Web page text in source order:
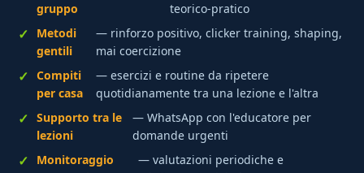
gruppo
teorico-pratico
Metodi
gentili
— rinforzo positivo, clicker training, shaping,
mai coercizione
Compiti
per casa
— esercizi e routine da ripetere
quotidianamente tra una lezione e l'altra
Supporto tra le
lezioni
— WhatsApp con l'educatore per
domande urgenti
Monitoraggio
— valutazioni periodiche e